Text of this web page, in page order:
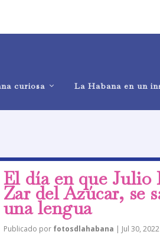
curiosa La Habana en un
El día en que Julio
Zar del Azúcar, se
una lengua
Publicado por fotosdlahabana | Jul 30, 2022